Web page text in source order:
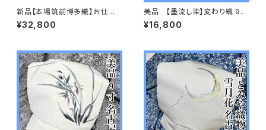
新品【本場筑前博多織】お仕立
て上がり 森博多織謹製 正絹
s749
¥32,800
美品 【墨流し染】変わり織 9寸
名古屋帯 正絹 s659
¥16,800